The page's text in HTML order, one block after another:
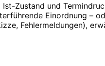
Zustand und
Einordnung –
Fehlermeldungen),